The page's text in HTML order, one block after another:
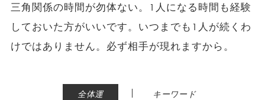
三角関係の時間が勿体ない。1人になる時間も経験
しておいた方がいいです。いつまでも1人が続くわ
けではありません。必ず相手が現れますから。
全体運 | キーワード